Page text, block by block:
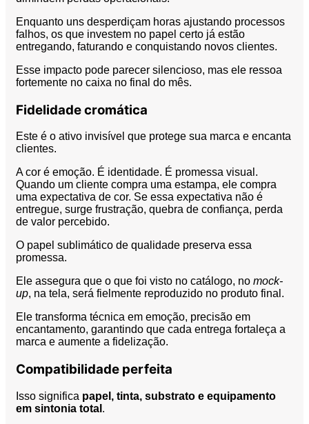
Enquanto uns desperdiçam horas ajustando processos
falhos, os que investem no papel certo já estão
entregando, faturando e conquistando novos clientes.
Esse impacto pode parecer silencioso, mas ele ressoa
fortemente no caixa no final do mês.
Fidelidade cromática
Este é o ativo invisível que protege sua marca e encanta
clientes.
A cor é emoção. É identidade. É promessa visual.
Quando um cliente compra uma estampa, ele compra
uma expectativa de cor. Se essa expectativa não é
entregue, surge frustração, quebra de confiança, perda
de valor percebido.
O papel sublimático de qualidade preserva essa
promessa.
Ele assegura que o que foi visto no catálogo, no mock-
up, na tela, será fielmente reproduzido no produto final.
Ele transforma técnica em emoção, precisão em
encantamento, garantindo que cada entrega fortaleça a
marca e aumente a fidelização.
Compatibilidade perfeita
Isso significa papel, tinta, substrato e equipamento
em sintonia total .